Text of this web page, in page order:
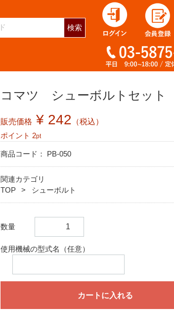
検索
コマツ シューボルトセット
販売価格 ¥ 242 （税込）
ポイント 2pt
商品コード： PB-050
関連カテゴリ
TOP
シューボルト
数量
使用機械の型式名（任意）
カートに入れる